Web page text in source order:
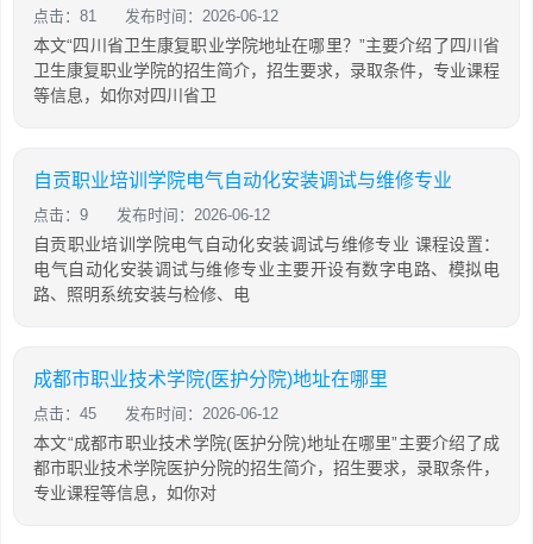
点击：81 发布时间：2026-06-12
本文“四川省卫生康复职业学院地址在哪里？”主要介绍了四川省
卫生康复职业学院的招生简介，招生要求，录取条件，专业课程
等信息，如你对四川省卫
自贡职业培训学院电气自动化安装调试与维修专业
点击：9 发布时间：2026-06-12
自贡职业培训学院电气自动化安装调试与维修专业 课程设置：
电气自动化安装调试与维修专业主要开设有数字电路、模拟电
路、照明系统安装与检修、电
成都市职业技术学院(医护分院)地址在哪里
点击：45 发布时间：2026-06-12
本文“成都市职业技术学院(医护分院)地址在哪里”主要介绍了成
都市职业技术学院医护分院的招生简介，招生要求，录取条件，
专业课程等信息，如你对